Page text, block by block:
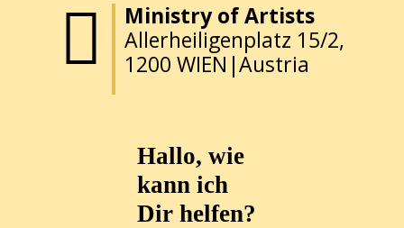
Ministry of Artists
Allerheiligenplatz 15/2,
1200 WIEN|Austria
Hallo, wie
kann ich
Dir helfen?